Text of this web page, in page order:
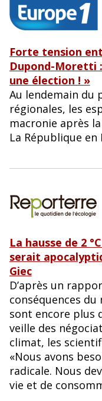
Forte tension
Dupond-Moretti
une élection ! »
Au lendemain du
régionales, les
macronie après
La République en
La hausse de 2
serait
Giec
D’après un
conséquences
sont encore plus
veille des
climat, les
«Nous avons
radicale. Nous
vie et de